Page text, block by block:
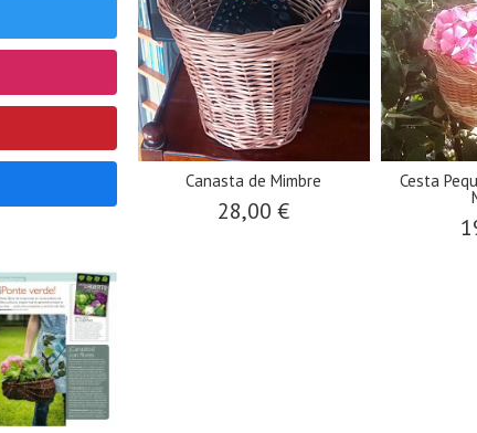
Canasta de Mimbre
28,00 €
Cesta